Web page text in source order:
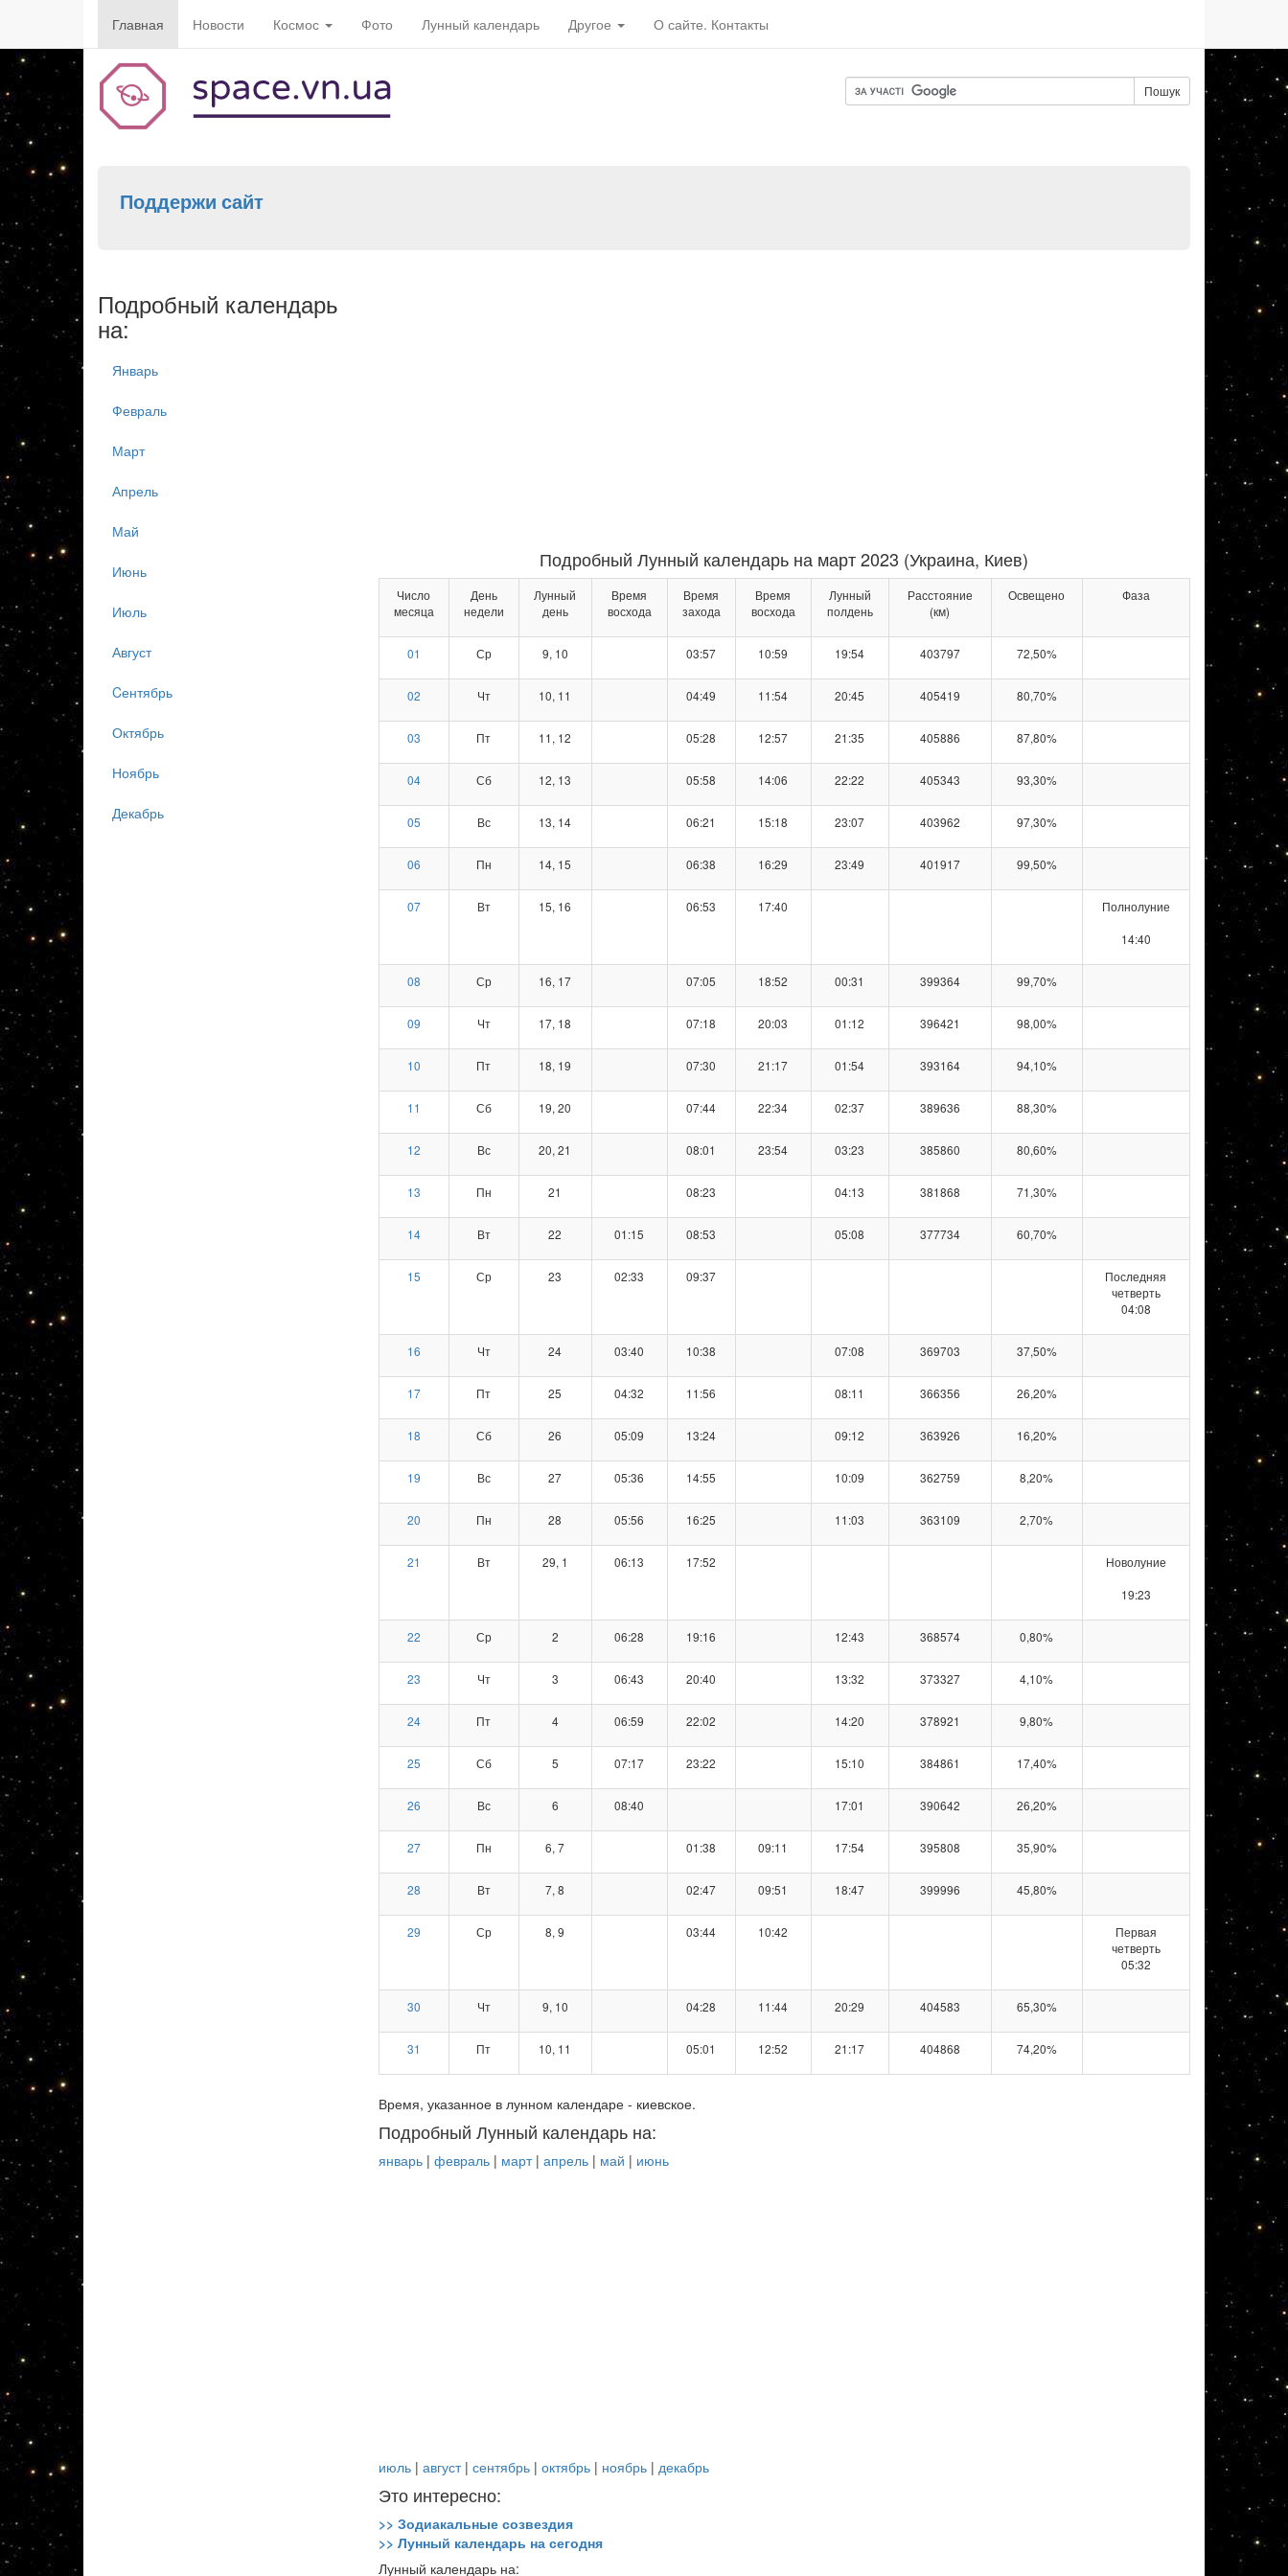
Главная Новости Космос Фото Лунный календарь Другое О сайте. Контакты
Пошук
Поддержи сайт
Подробный Лунный календарь на март 2023 (Украина, Киев)
Число
месяца
День
недели
Лунный
день
Время
восхода
Время
захода
Время
восхода
Лунный
полдень
Расстояние
(км)
Освещено Фаза
01 Ср 9, 10 03:57 10:59 19:54 403797 72,50%
02 Чт 10, 11 04:49 11:54 20:45 405419 80,70%
03 Пт 11, 12 05:28 12:57 21:35 405886 87,80%
04 Сб 12, 13 05:58 14:06 22:22 405343 93,30%
05 Вс 13, 14 06:21 15:18 23:07 403962 97,30%
06 Пн 14, 15 06:38 16:29 23:49 401917 99,50%
07 Вт 15, 16 06:53 17:40
Полнолуние
14:40
08 Ср 16, 17 07:05 18:52 00:31 399364 99,70%
09 Чт 17, 18 07:18 20:03 01:12 396421 98,00%
10 Пт 18, 19 07:30 21:17 01:54 393164 94,10%
11 Сб 19, 20 07:44 22:34 02:37 389636 88,30%
12 Вс 20, 21 08:01 23:54 03:23 385860 80,60%
13 Пн 21 08:23 04:13 381868 71,30%
14 Вт 22 01:15 08:53 05:08 377734 60,70%
15 Ср 23 02:33 09:37
Последняя
четверть
04:08
16 Чт 24 03:40 10:38 07:08 369703 37,50%
17 Пт 25 04:32 11:56 08:11 366356 26,20%
18 Сб 26 05:09 13:24 09:12 363926 16,20%
19 Вс 27 05:36 14:55 10:09 362759 8,20%
20 Пн 28 05:56 16:25 11:03 363109 2,70%
21 Вт 29, 1 06:13 17:52
Новолуние
19:23
22 Ср 2 06:28 19:16 12:43 368574 0,80%
23 Чт 3 06:43 20:40 13:32 373327 4,10%
24 Пт 4 06:59 22:02 14:20 378921 9,80%
25 Сб 5 07:17 23:22 15:10 384861 17,40%
26 Вс 6 08:40 17:01 390642 26,20%
27 Пн 6, 7 01:38 09:11 17:54 395808 35,90%
28 Вт 7, 8 02:47 09:51 18:47 399996 45,80%
29 Ср 8, 9 03:44 10:42
Первая
четверть
05:32
30 Чт 9, 10 04:28 11:44 20:29 404583 65,30%
31 Пт 10, 11 05:01 12:52 21:17 404868 74,20%
Время, указанное в лунном календаре - киевское.
Подробный Лунный календарь на:
январь| февраль| март| апрель| май | июнь
июль| август| сентябрь| октябрь| ноябрь| декабрь
Это интересно:
>> Зодиакальные созвездия
>> Лунный календарь на сегодня
Лунный календарь на:
Подробный календарь
на:
Январь
Февраль
Март
Апрель
Май
Июнь
Июль
Август
Cентябрь
Октябрь
Ноябрь
Декабрь